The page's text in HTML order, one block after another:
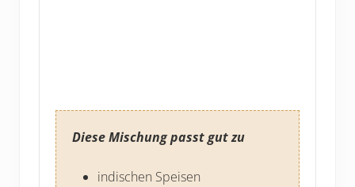
Diese Mischung passt gut zu
indischen Speisen